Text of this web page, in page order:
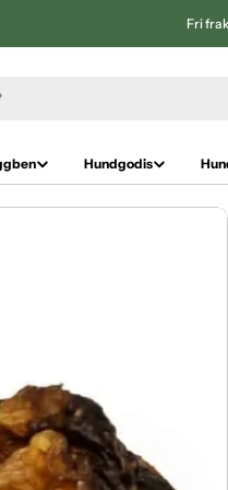
Fri
Hundgodis